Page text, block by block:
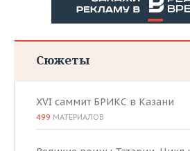
Сюжеты
XVI саммит БРИКС в Казани
499 МАТЕРИАЛОВ